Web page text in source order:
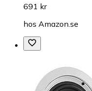
691 kr
hos Amazon.se